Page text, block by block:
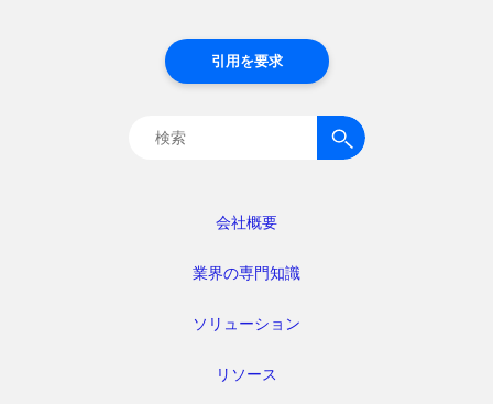
会社概要
業界の専門知識
ソリューション
リソース
引用を要求
検